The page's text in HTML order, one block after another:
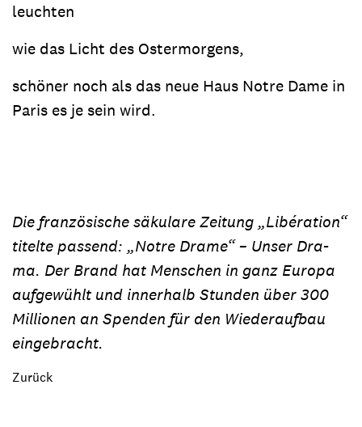
leuchten
wie das Licht des Ostermorgens,
schöner noch als das neue Haus Notre Dame in
Paris es je sein wird.
Die französische säkulare Zeitung „Libération“
titelte passend: „Notre Drame“ – Unser Dra-
ma. Der Brand hat Menschen in ganz Europa
aufgewühlt und innerhalb Stunden über 300
Millionen an Spenden für den Wiederaufbau
eingebracht.
Zurück